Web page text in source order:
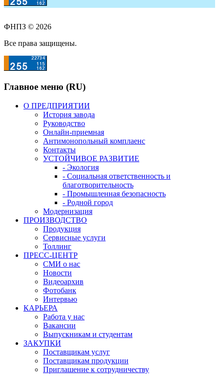
ФНПЗ © 2026
Все права защищены.
Главное меню (RU)
О ПРЕДПРИЯТИИ
История завода
Руководство
Онлайн-приемная
Антимонопольный комплаенс
Контакты
УСТОЙЧИВОЕ РАЗВИТИЕ
- Экология
- Социальная ответственность и
благотворительность
- Промышленная безопасность
- Родной город
Модернизация
ПРОИЗВОДСТВО
Продукция
Сервисные услуги
Толлинг
ПРЕСС-ЦЕНТР
СМИ о нас
Новости
Видеоархив
Фотобанк
Интервью
КАРЬЕРА
Работа у нас
Вакансии
Выпускникам и студентам
ЗАКУПКИ
Поставщикам услуг
Поставщикам продукции
Приглашение к сотрудничеству